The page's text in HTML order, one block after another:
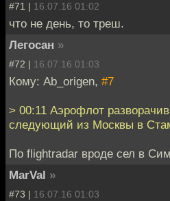
#71 | 16.07.16 01:02
что не день, то треш.
Легосан »
#72 | 16.07.16 01:03
Кому: Ab_origen, #7
> 00:11 Аэрофлот
следующий из Москвы в
По flightradar вроде сел в
MarVal »
#73 | 16.07.16 01:03